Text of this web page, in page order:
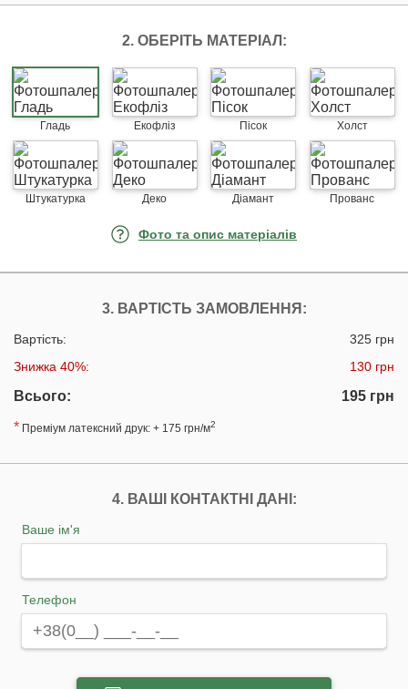
2. ОБЕРІТЬ МАТЕРІАЛ:
Гладь Екофліз Пісок Холст
Штукатурка Деко Діамант Прованс
Фото та опис матеріалів
3. ВАРТІСТЬ ЗАМОВЛЕННЯ:
Вартість:
325 грн
Знижка 40%:
130 грн
Всього:
195 грн
* Преміум латексний друк: + 175 грн/м2
4. ВАШІ КОНТАКТНІ ДАНІ:
Ваше ім'я
Телефон